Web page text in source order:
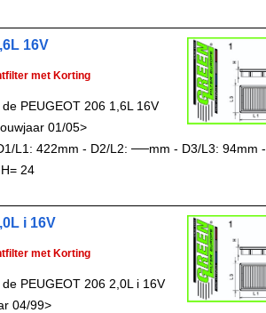
16V
met Korting
PEUGEOT 206 1,6L 16V
01/05>
L1: 422mm - D2/L2: ──mm - D3/L3: 94mm -
24
i 16V
met Korting
PEUGEOT 206 2,0L i 16V
04/99>